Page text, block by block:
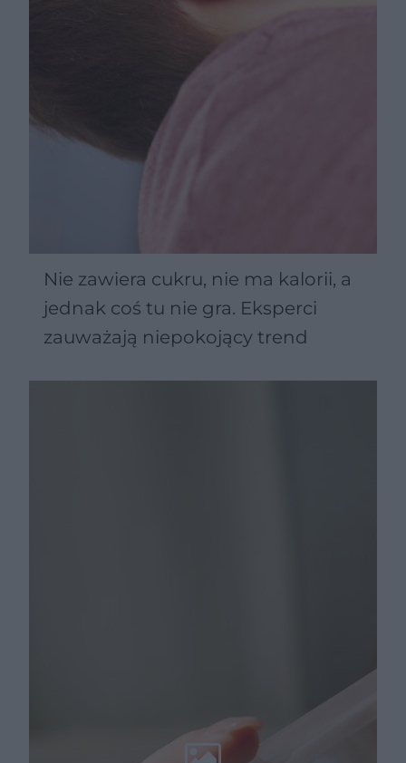
Nie zawiera cukru, nie ma kalorii, a
jednak coś tu nie gra. Eksperci
zauważają niepokojący trend